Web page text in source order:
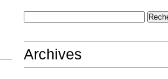
Archives